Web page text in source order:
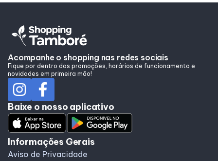
Acompanhe o shopping nas redes sociais
Fique por dentro das promoções, horários de funcionamento e
novidades em primeira mão!
Baixe o nosso aplicativo
Informações Gerais
Aviso de Privacidade